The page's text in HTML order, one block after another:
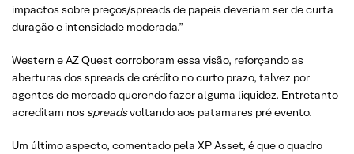
impactos sobre preços/spreads de papeis deveriam ser de curta
duração e intensidade moderada.”
Western e AZ Quest corroboram essa visão, reforçando as
aberturas dos spreads de crédito no curto prazo, talvez por
agentes de mercado querendo fazer alguma liquidez. Entretanto
acreditam nos spreadsvoltando aos patamares pré evento.
Um último aspecto, comentado pela XP Asset, é que o quadro